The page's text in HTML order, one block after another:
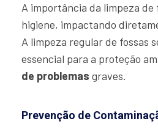
A importância da limpeza de
higiene, impactando
A limpeza regular de fossas
essencial para a proteção
de problemas graves.
Prevenção de